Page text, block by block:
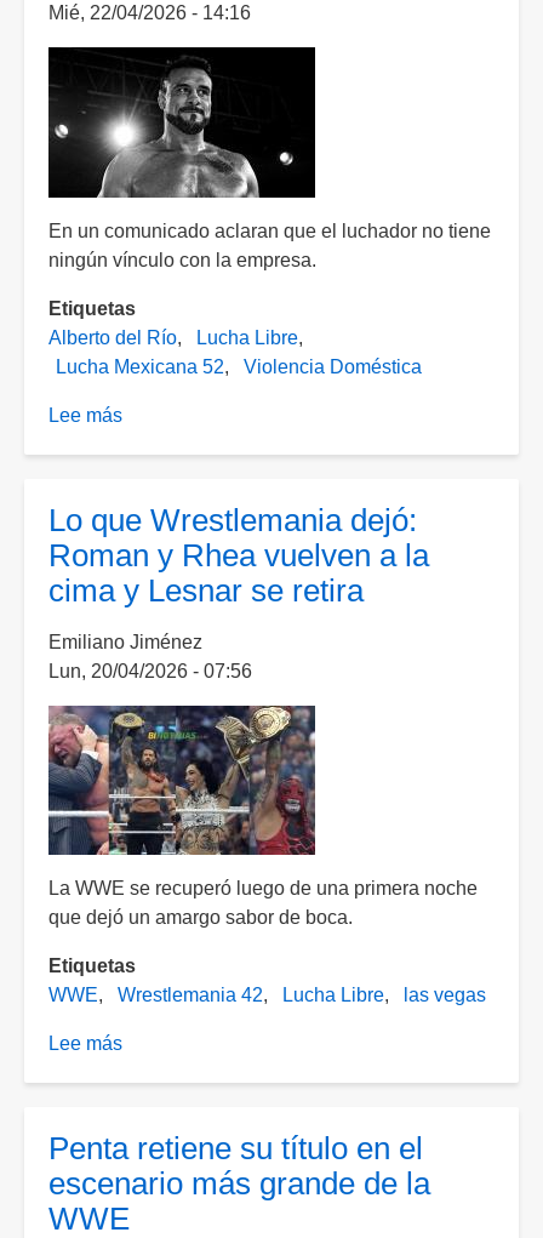
de
prisión
por
intento
de
feminicidio
y
violencia
familiar
Mié, 22/04/2026 - 14:16
En un comunicado aclaran que el luchador no tiene
ningún vínculo con la empresa.
Etiquetas
Alberto del Río
Lucha Libre
Lucha Mexicana 52
Violencia Doméstica
Lee más
se
deslinda
de
"El
Patrón"
Lo que Wrestlemania dejó:
Roman y Rhea vuelven a la
cima y Lesnar se retira
Emiliano Jiménez
Lun, 20/04/2026 - 07:56
La WWE se recuperó luego de una primera noche
que dejó un amargo sabor de boca.
Etiquetas
WWE
Wrestlemania 42 Lucha Libre las vegas
Lee más
dejó:
Roman
y
Penta retiene su título en el
escenario más grande de la
WWE